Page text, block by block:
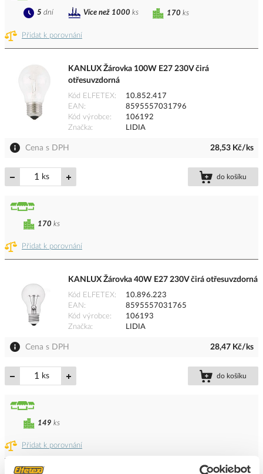
Přidat k porovnání
170 ks
5 dní Více než 1000 ks
KANLUX Žárovka 100W E27 230V čirá
otřesuvzdorná
Kód ELFETEX
10.852.417
EAN
8595557031796
Kód výrobce
106192
Značka
LIDIA
Cena s DPH 28,53 Kč/ks
ks do košíku
Přidat k porovnání
170 ks
KANLUX Žárovka 40W E27 230V čirá otřesuvzdorná
Kód ELFETEX
10.896.223
EAN
8595557031765
Kód výrobce
106193
Značka
LIDIA
Cena s DPH 28,47 Kč/ks
ks do košíku
Přidat k porovnání
149 ks